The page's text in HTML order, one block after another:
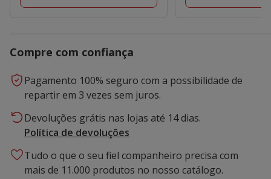
Compre com confiança
Pagamento 100% seguro com a possibilidade de
repartir em 3 vezes sem juros.
Devoluções grátis nas lojas até 14 dias.
Política de devoluções
Tudo o que o seu fiel companheiro precisa com
mais de 11.000 produtos no nosso catálogo.